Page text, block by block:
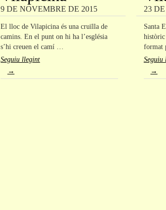
9 DE NOVEMBRE DE 2015
El lloc de Vilapicina és una cruïlla de
camins. En el punt on hi ha l’església
s’hi creuen el camí …
Seguiu llegint
→
23
Santa
format
Seguiu
→